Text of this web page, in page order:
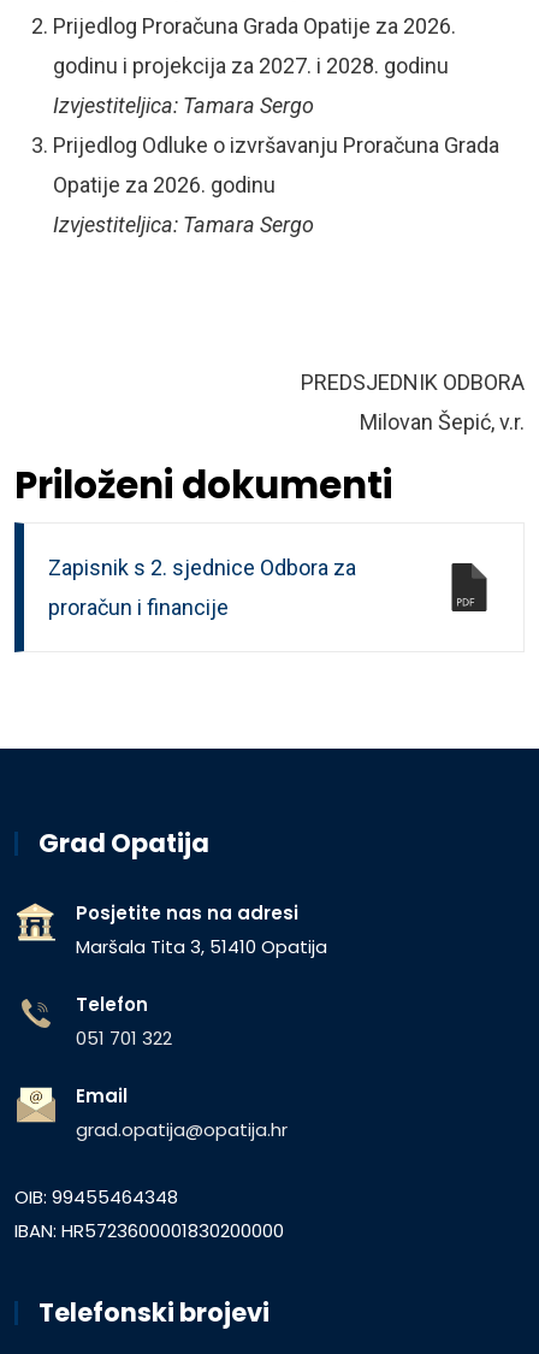
Prijedlog Proračuna Grada Opatije za 2026.
godinu i projekcija za 2027. i 2028. godinu
Izvjestiteljica: Tamara Sergo
Prijedlog Odluke o izvršavanju Proračuna Grada
Opatije za 2026. godinu
Izvjestiteljica: Tamara Sergo
PREDSJEDNIK ODBORA
Milovan Šepić, v.r.
Priloženi dokumenti
Zapisnik s 2. sjednice Odbora za
proračun i financije
Grad Opatija
Posjetite nas na adresi
Maršala Tita 3, 51410 Opatija
Telefon
051 701 322
Email
grad.opatija@opatija.hr
OIB: 99455464348
IBAN: HR5723600001830200000
Telefonski brojevi